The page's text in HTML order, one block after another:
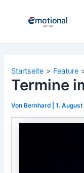
Startseite Feature
Termine
Von Bernhard |1. August